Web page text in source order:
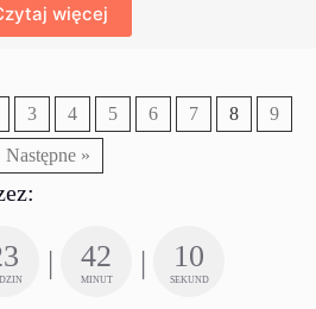
więcej
3 4 5 6 7 8 9
Następne »
42
MINUT
9
SEKUND